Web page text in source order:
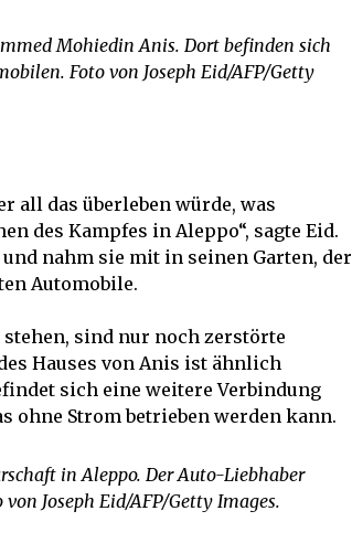
Mohiedin Anis. Dort befinden sich
Foto von Joseph Eid/AFP/Getty
all das überleben würde, was
des Kampfes in Aleppo“, sagte Eid.
nahm sie mit in seinen Garten, der
Automobile.
sind nur noch zerstörte
Hauses von Anis ist ähnlich
sich eine weitere Verbindung
ohne Strom betrieben werden kann.
in Aleppo. Der Auto-Liebhaber
Joseph Eid/AFP/Getty Images.